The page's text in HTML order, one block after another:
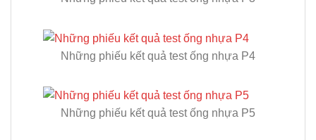
Những phiếu kết quả test ống nhựa P4
Những phiếu kết quả test ống nhựa P5